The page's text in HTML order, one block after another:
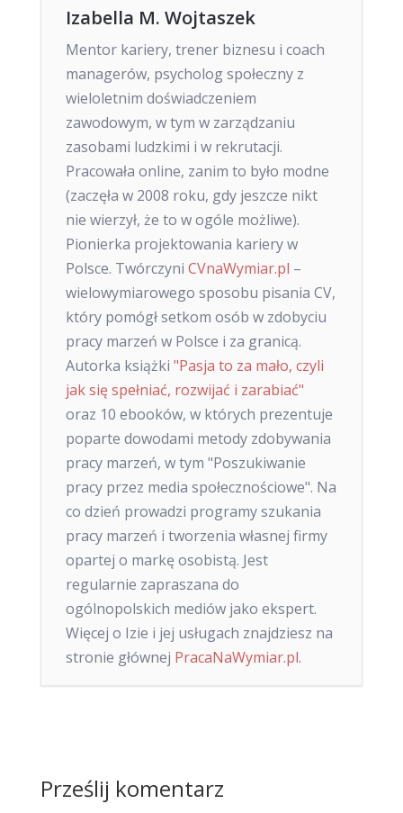
Izabella M. Wojtaszek
Mentor kariery, trener biznesu i coach
managerów, psycholog społeczny z
wieloletnim doświadczeniem
zawodowym, w tym w zarządzaniu
zasobami ludzkimi i w rekrutacji.
Pracowała online, zanim to było modne
(zaczęła w 2008 roku, gdy jeszcze nikt
nie wierzył, że to w ogóle możliwe).
Pionierka projektowania kariery w
Polsce. Twórczyni CVnaWymiar.pl –
wielowymiarowego sposobu pisania CV,
który pomógł setkom osób w zdobyciu
pracy marzeń w Polsce i za granicą.
Autorka książki "Pasja to za mało, czyli
jak się spełniać, rozwijać i zarabiać"
oraz 10 ebooków, w których prezentuje
poparte dowodami metody zdobywania
pracy marzeń, w tym "Poszukiwanie
pracy przez media społecznościowe". Na
co dzień prowadzi programy szukania
pracy marzeń i tworzenia własnej firmy
opartej o markę osobistą. Jest
regularnie zapraszana do
ogólnopolskich mediów jako ekspert.
Więcej o Izie i jej usługach znajdziesz na
stronie głównej PracaNaWymiar.pl.
Prześlij komentarz